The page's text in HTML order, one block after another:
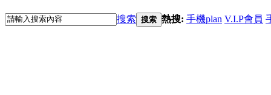
搜索 搜索 熱搜: 手機plan V.I.P會員